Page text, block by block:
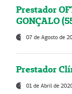
Prestador
GONÇALO
07 de Agosto de
Prestador
01 de Abril de